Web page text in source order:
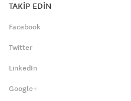
TAKİP EDİN
Facebook
Twitter
LinkedIn
Google+